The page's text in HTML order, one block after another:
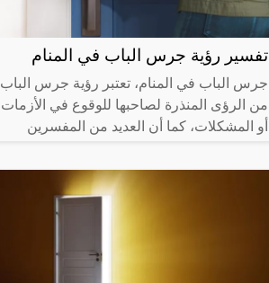
تفسير رؤية جرس الباب في المنام
جرس الباب في المنام، تعتبر رؤية جرس الباب
من الرؤى المنذرة لصاحبها للوقوع في الأزمات
أو المشكلات، كما أن العديد من المفسرين